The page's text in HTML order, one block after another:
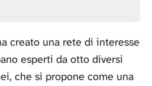
creato una rete di interesse
esperti da otto diversi
che si propone come una